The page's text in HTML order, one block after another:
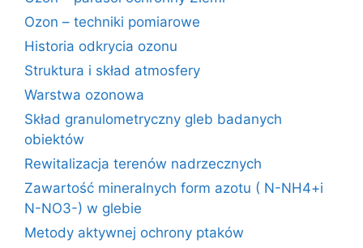
Ozon – techniki pomiarowe
Historia odkrycia ozonu
Struktura i skład atmosfery
Warstwa ozonowa
Skład granulometryczny gleb badanych
obiektów
Rewitalizacja terenów nadrzecznych
Zawartość mineralnych form azotu ( N-NH4+i
N-NO3-) w glebie
Metody aktywnej ochrony ptaków